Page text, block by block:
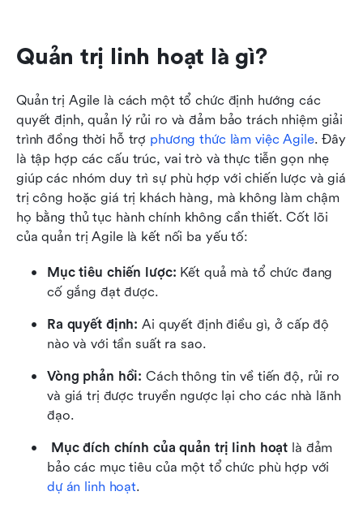
Quản trị linh hoạt là gì?
Quản trị Agile là cách một tổ chức định hướng các
quyết định, quản lý rủi ro và đảm bảo trách nhiệm giải
trình đồng thời hỗ trợ phương thức làm việc Agile. Đây
là tập hợp các cấu trúc, vai trò và thực tiễn gọn nhẹ
giúp các nhóm duy trì sự phù hợp với chiến lược và giá
trị công hoặc giá trị khách hàng, mà không làm chậm
họ bằng thủ tục hành chính không cần thiết. Cốt lõi
của quản trị Agile là kết nối ba yếu tố:
Mục tiêu chiến lược: Kết quả mà tổ chức đang
cố gắng đạt được.
Ra quyết định: Ai quyết định điều gì, ở cấp độ
nào và với tần suất ra sao.
Vòng phản hồi: Cách thông tin về tiến độ, rủi ro
và giá trị được truyền ngược lại cho các nhà lãnh
đạo.
Mục đích chính của quản trị linh hoạt là đảm
dự án linh hoạt.